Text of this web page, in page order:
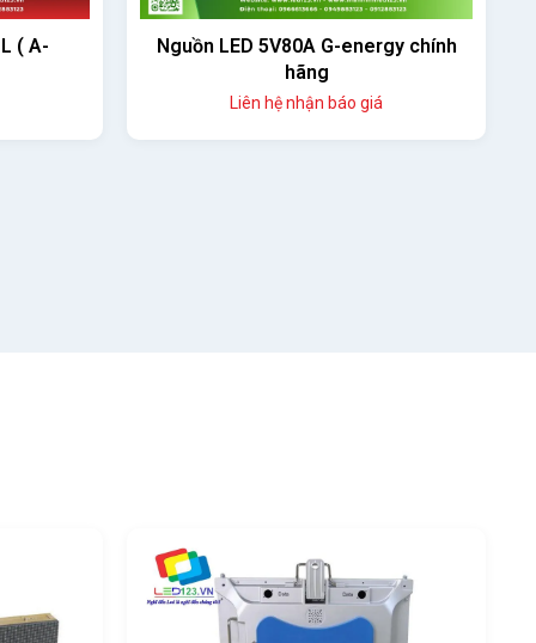
( A-
Nguồn LED 5V80A G-energy chính
hãng
Liên hệ nhận báo giá